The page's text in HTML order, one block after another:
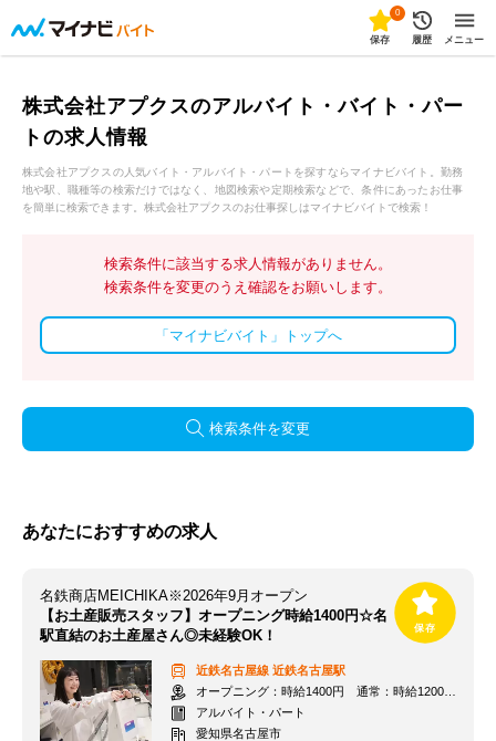
0
保存 履歴 メニュー
株式会社アプクスのアルバイト・バイト・パー
トの求人情報
株式会社アプクスの人気バイト・アルバイト・パートを探すならマイナビバイト。勤務
地や駅、職種等の検索だけではなく、地図検索や定期検索などで、条件にあったお仕事
を簡単に検索できます。株式会社アプクスのお仕事探しはマイナビバイトで検索！
検索条件に該当する求人情報がありません。
検索条件を変更のうえ確認をお願いします。
「マイナビバイト」トップへ
検索条件を変更
あなたにおすすめの求人
名鉄商店MEICHIKA※2026年9月オープン
【お土産販売スタッフ】オープニング時給1400円☆名
駅直結のお土産屋さん◎未経験OK！
近鉄名古屋線 近鉄名古屋駅
オープニング：時給1400円 通常：時給1200円～＋交通費全額支給
アルバイト・パート
愛知県名古屋市